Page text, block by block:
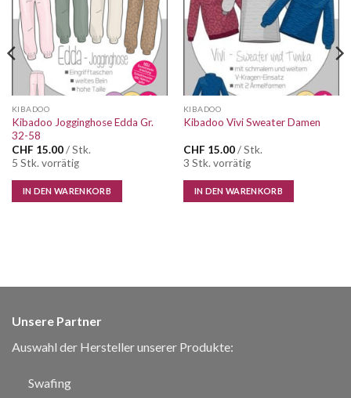
KIBADOO
Kibadoo Jogginghose Edda Gr.
32-58
CHF 15.00/ Stk.
5 Stk. vorrätig
IN DEN WARENKORB
KIBADOO
Kibadoo Vivi Sweater Damen
CHF 15.00/ Stk.
3 Stk. vorrätig
IN DEN WARENKORB
Unsere Partner
Auswahl der Hersteller unserer Produkte:
Swafing